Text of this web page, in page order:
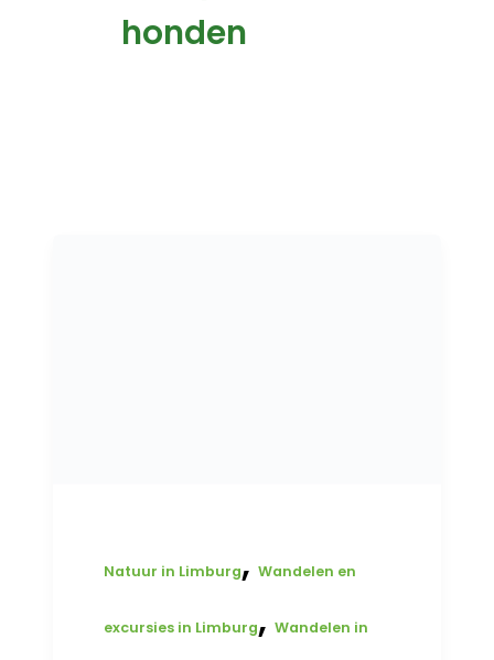
honden
Natuur in Limburg,Wandelen en
excursies in Limburg,Wandelen in